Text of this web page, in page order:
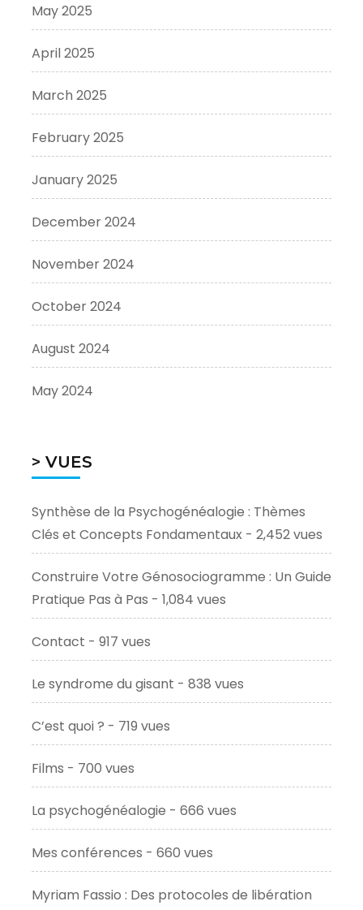
May 2025
April 2025
March 2025
February 2025
January 2025
December 2024
November 2024
October 2024
August 2024
May 2024
> VUES
Synthèse de la Psychogénéalogie : Thèmes
Clés et Concepts Fondamentaux - 2,452 vues
Construire Votre Génosociogramme : Un Guide
Pratique Pas à Pas - 1,084 vues
Contact - 917 vues
Le syndrome du gisant - 838 vues
C’est quoi ? - 719 vues
Films - 700 vues
La psychogénéalogie - 666 vues
Mes conférences - 660 vues
Myriam Fassio : Des protocoles de libération